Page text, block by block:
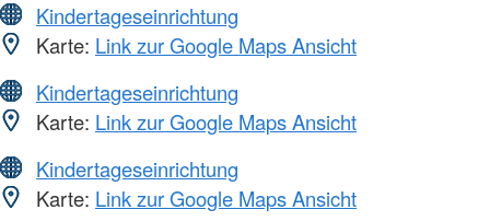
Kindertageseinrichtung
Karte: Link zur Google Maps Ansicht
Kindertageseinrichtung
Karte: Link zur Google Maps Ansicht
Kindertageseinrichtung
Karte: Link zur Google Maps Ansicht